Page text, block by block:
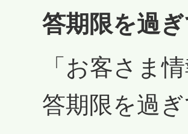
答期限を過
「お客さま
答期限を過